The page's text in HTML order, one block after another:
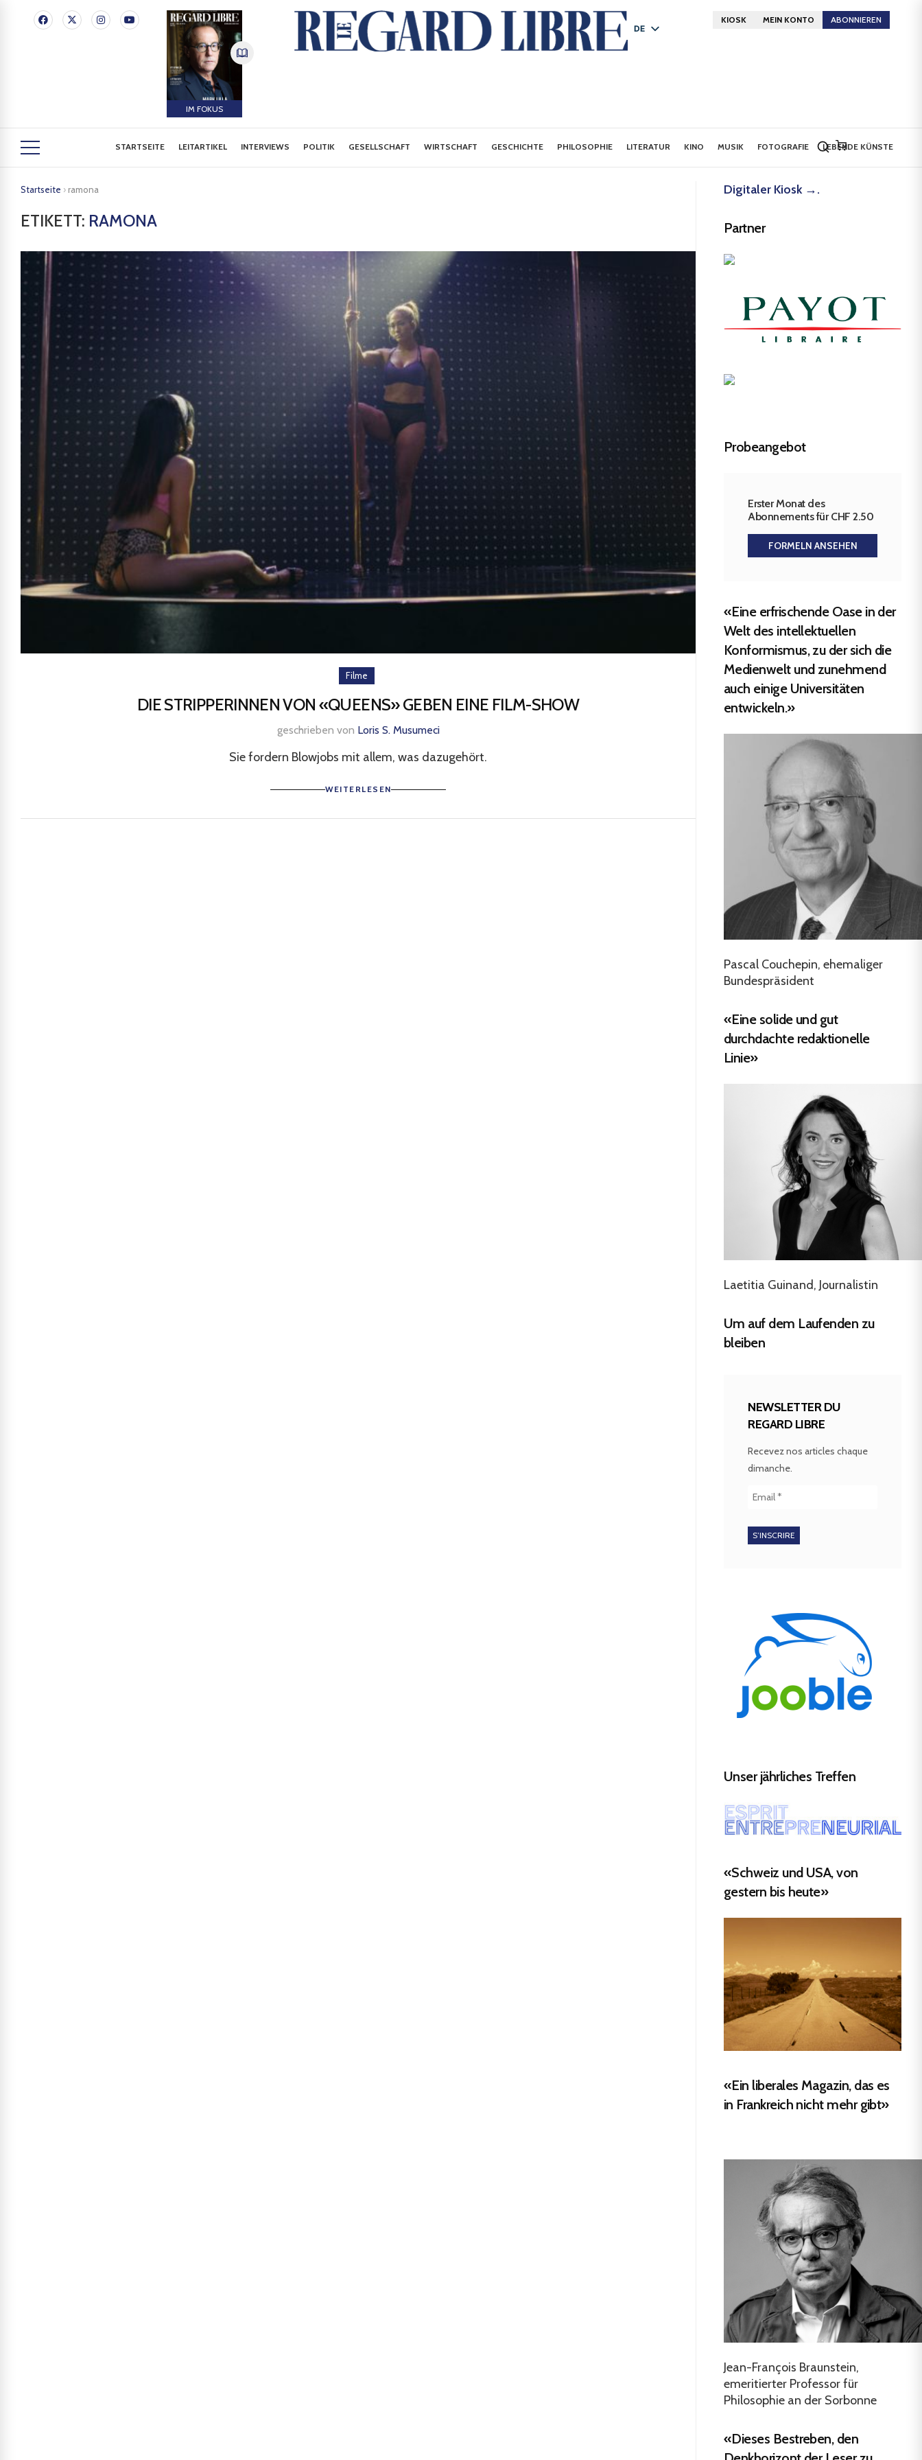
IM FOKUS
DE
KIOSK MEIN KONTO ABONNIEREN
STARTSEITE LEITARTIKEL INTERVIEWS POLITIK GESELLSCHAFT WIRTSCHAFT GESCHICHTE PHILOSOPHIE LITERATUR KINO MUSIK FOTOGRAFIE LEBENDE KÜNSTE
Startseite › ramona
ETIKETT: RAMONA
Filme
DIE STRIPPERINNEN VON «QUEENS» GEBEN EINE FILM-SHOW
geschrieben von Loris S. Musumeci
Sie fordern Blowjobs mit allem, was dazugehört.
WEITERLESEN
Digitaler Kiosk →.
Partner
Probeangebot
Erster Monat des
Abonnements für CHF 2.50
FORMELN ANSEHEN
«Eine erfrischende Oase in der
Welt des intellektuellen
Konformismus, zu der sich die
Medienwelt und zunehmend
auch einige Universitäten
entwickeln.»
Pascal Couchepin, ehemaliger
Bundespräsident
«Eine solide und gut
durchdachte redaktionelle
Linie»
Laetitia Guinand, Journalistin
Um auf dem Laufenden zu
bleiben
NEWSLETTER DU
REGARD LIBRE
Recevez nos articles chaque
dimanche.
Unser jährliches Treffen
«Schweiz und USA, von
gestern bis heute»
«Ein liberales Magazin, das es
in Frankreich nicht mehr gibt»
Jean-François Braunstein,
emeritierter Professor für
Philosophie an der Sorbonne
«Dieses Bestreben, den